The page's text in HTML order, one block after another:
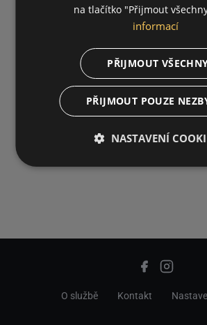
O službě Kontakt
na tlačítko "Přijmout
informací
PŘIJMOUT
PŘIJMOUT POUZE
NASTAVENÍ